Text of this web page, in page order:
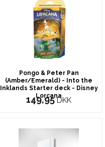
Pongo & Peter Pan
(Amber/Emerald) - Into the
Inklands Starter deck - Disney
Lorcana
149,95DKK